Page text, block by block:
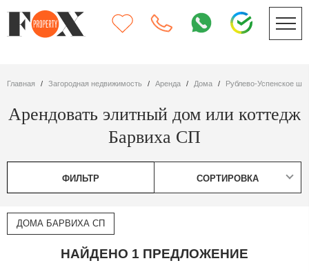
Главная Загородная недвижимость Аренда дома Рублево-Успенское
Арендовать элитный дом или коттедж
Барвиха СП
ФИЛЬТР СОРТИРОВКА
ДОМА БАРВИХА СП
НАЙДЕНО 1 ПРЕДЛОЖЕНИЕ